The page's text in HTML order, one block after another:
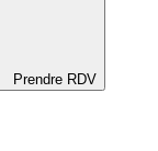
Prendre RDV